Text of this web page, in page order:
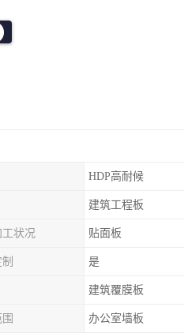
HDP高耐候
建筑工程板
工状况 贴面板
是
建筑覆膜板
办公室墙板